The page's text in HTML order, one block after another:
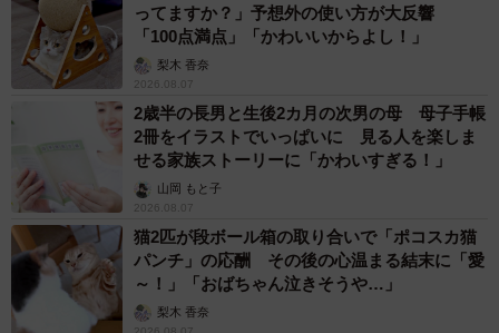
ってますか？」予想外の使い方が大反響
「100点満点」「かわいいからよし！」
梨木 香奈
2026.08.07
2歳半の長男と生後2カ月の次男の母 母子手帳
2冊をイラストでいっぱいに 見る人を楽しま
せる家族ストーリーに「かわいすぎる！」
山岡 もと子
2026.08.07
猫2匹が段ボール箱の取り合いで「ポコスカ猫
パンチ」の応酬 その後の心温まる結末に「愛
～！」「おばちゃん泣きそうや…」
梨木 香奈